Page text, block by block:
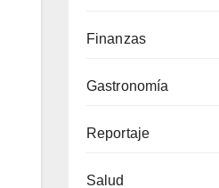
Finanzas
Gastronomía
Reportaje
Salud